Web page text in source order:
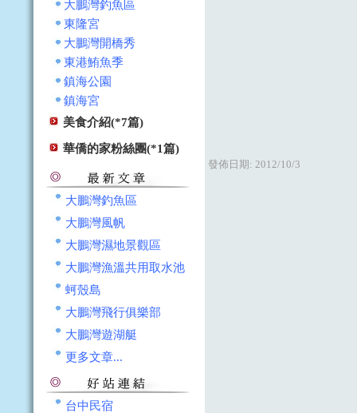
大鵬灣釣魚區
東隆宮
大鵬灣開橋秀
東港鮪魚季
鎮海公園
鎮海宮
美食介紹(*7篇)
華僑的家粉絲團(*1篇)
大鵬灣釣魚區
大鵬灣風帆
大鵬灣濕地景觀區
大鵬灣漁溫共用取水池
蚵殼島
大鵬灣飛行俱樂部
大鵬灣遊湖艇
更多文章...
台中民宿
發佈日期: 2012/10/3